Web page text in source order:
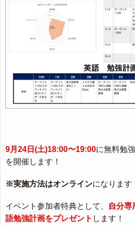
9月24日(土)18:00〜19:00に無料勉
を開催します！
※実施方法はオンラインになります
イベント参加者特典として、
自分専
語勉強計画をプレゼント します！